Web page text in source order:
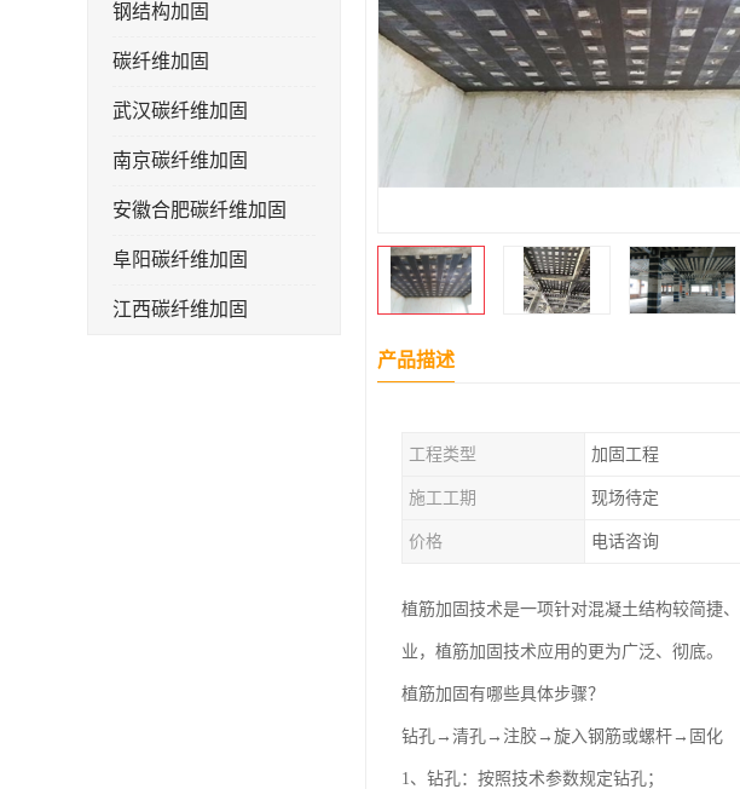
钢结构加固
碳纤维加固
武汉碳纤维加固
南京碳纤维加固
安徽合肥碳纤维加固
阜阳碳纤维加固
江西碳纤维加固
产品描述
工程类型 加固工程
施工工期 现场待定
价格 电话咨询
植筋加固技术是一项针对混凝土结构较简捷
业，植筋加固技术应用的更为广泛、彻底。
植筋加固有哪些具体步骤？
钻孔→清孔→注胶→旋入钢筋或螺杆→固化
1、钻孔：按照技术参数规定钻孔；